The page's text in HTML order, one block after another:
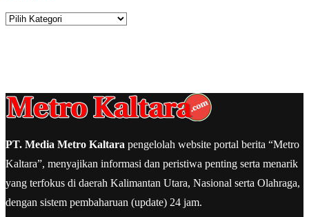
Kategori
PT. Media Metro Kaltara pengelolah website portal berita “Metro
Kaltara”, menyajikan informasi dan peristiwa penting serta menarik
yang terfokus di daerah Kalimantan Utara, Nasional serta Olahraga,
dengan sistem pembaharuan (update) 24 jam.